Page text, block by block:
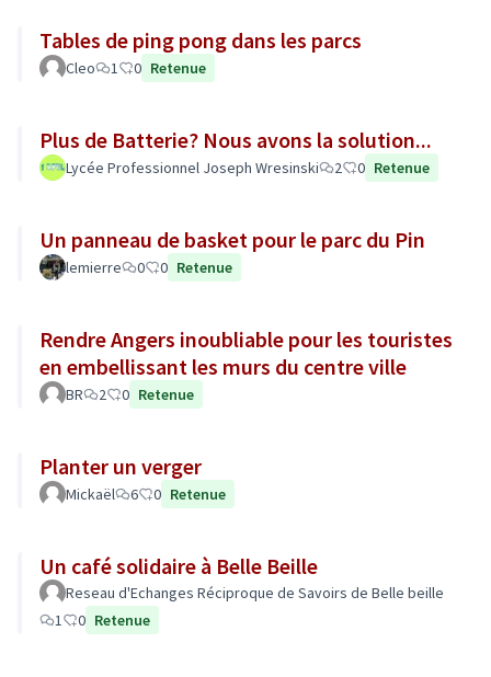
Tables de ping pong dans les parcs
Cleo 1 0 Retenue
Plus de Batterie? Nous avons la solution...
Lycée Professionnel Joseph Wresinski 2 0 Retenue
Un panneau de basket pour le parc du Pin
lemierre 0 0 Retenue
Rendre Angers inoubliable pour les touristes
en embellissant les murs du centre ville
BR 2 0 Retenue
Planter un verger
Mickaël 6 0 Retenue
Un café solidaire à Belle Beille
Reseau d'Echanges Réciproque de Savoirs de Belle beille
1
0 Retenue